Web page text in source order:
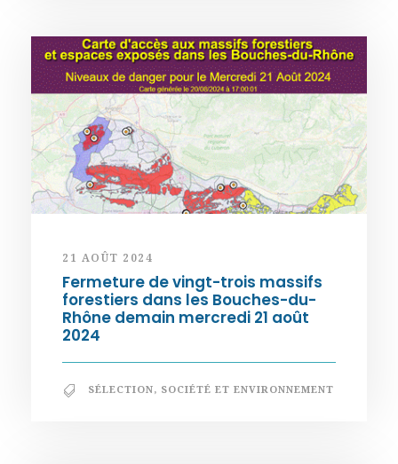
21 AOÛT 2024
Fermeture de vingt-trois massifs
forestiers dans les Bouches-du-
Rhône demain mercredi 21 août
2024
SÉLECTION, SOCIÉTÉ ET ENVIRONNEMENT